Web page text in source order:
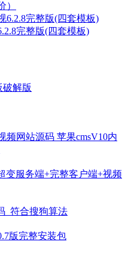
）
完整版(四套模板)
破解版
频网站源码 苹果cmsV10内
变服务端+完整客户端+视频
_符合搜狗算法
版完整安装包